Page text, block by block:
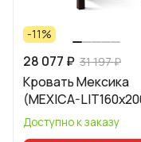
-11%
28 077 ₽ 31 197 ₽
Кровать Мексика
(MEXICA-
Доступно к заказу